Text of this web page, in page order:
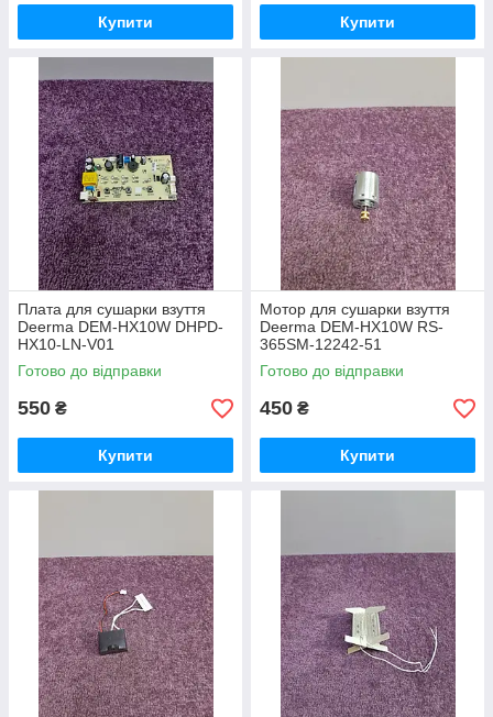
Купити Купити
Плата для сушарки взуття
Deerma DEM-HX10W DHPD-
HX10-LN-V01
Готово до відправки
550 ₴
Купити
Мотор для сушарки взуття
Deerma DEM-HX10W RS-
365SM-12242-51
Готово до відправки
450 ₴
Купити